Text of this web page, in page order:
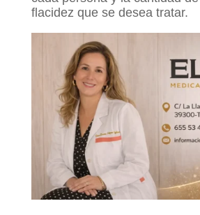
flacidez que se desea tratar.